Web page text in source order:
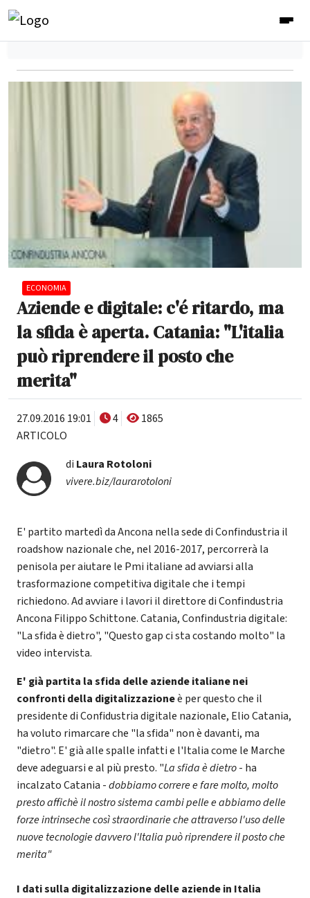
ECONOMIA
Aziende e digitale: c'é ritardo, ma
la sfida è aperta. Catania: "L'italia
può riprendere il posto che
merita"
27.09.2016 19:01 4
1865
ARTICOLO
di Laura Rotoloni
vivere.biz/laurarotoloni
E' partito martedì da Ancona nella sede di Confindustria il
roadshow nazionale che, nel 2016-2017, percorrerà la
penisola per aiutare le Pmi italiane ad avviarsi alla
trasformazione competitiva digitale che i tempi
richiedono. Ad avviare i lavori il direttore di Confindustria
Ancona Filippo Schittone. Catania, Confindustria digitale:
"La sfida è dietro", "Questo gap ci sta costando molto" la
video intervista.
E' già partita la sfida delle aziende italiane nei
confronti della digitalizzazioneè per questo che il
presidente di Confidustria digitale nazionale, Elio Catania,
ha voluto rimarcare che "la sfida" non è davanti, ma
"dietro". E' già alle spalle infatti e l'Italia come le Marche
deve adeguarsi e al più presto. "La sfida è dietro- ha
incalzato Catania -dobbiamo correre e fare molto, molto
presto affichè il nostro sistema cambi pelle e abbiamo delle
forze intrinseche così straordinarie che attraverso l'uso delle
nuove tecnologie davvero l'Italia può riprendere il posto che
merita"
I dati sulla digitalizzazione delle aziende in Italia